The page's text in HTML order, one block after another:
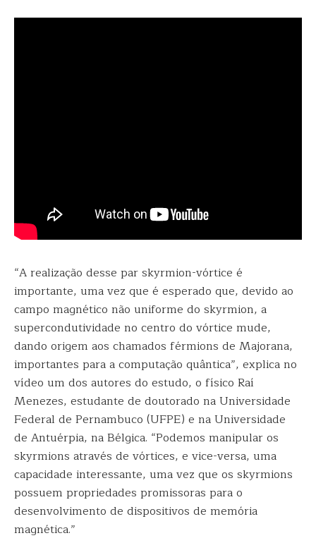
“A realização desse par skyrmion-vórtice é
importante, uma vez que é esperado que, devido ao
campo magnético não uniforme do skyrmion, a
supercondutividade no centro do vórtice mude,
dando origem aos chamados férmions de Majorana,
importantes para a computação quântica”, explica no
vídeo um dos autores do estudo, o físico Raí
Menezes, estudante de doutorado na Universidade
Federal de Pernambuco (UFPE) e na Universidade
de Antuérpia, na Bélgica. “Podemos manipular os
skyrmions através de vórtices, e vice-versa, uma
capacidade interessante, uma vez que os skyrmions
possuem propriedades promissoras para o
desenvolvimento de dispositivos de memória
magnética.”